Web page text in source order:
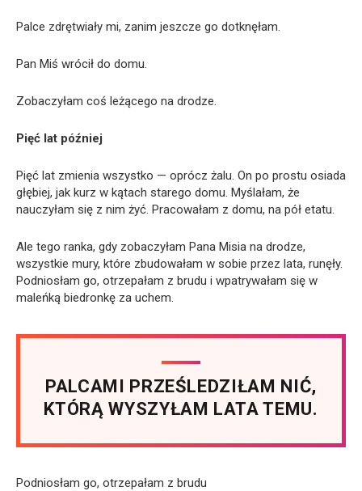
Palce zdrętwiały mi, zanim jeszcze go dotknęłam.
Pan Miś wrócił do domu.
Zobaczyłam coś leżącego na drodze.
Pięć lat później
Pięć lat zmienia wszystko — oprócz żalu. On po prostu osiada
głębiej, jak kurz w kątach starego domu. Myślałam, że
nauczyłam się z nim żyć. Pracowałam z domu, na pół etatu.
Ale tego ranka, gdy zobaczyłam Pana Misia na drodze,
wszystkie mury, które zbudowałam w sobie przez lata, runęły.
Podniosłam go, otrzepałam z brudu i wpatrywałam się w
maleńką biedronkę za uchem.
PALCAMI PRZEŚLEDZIŁAM NIĆ,
KTÓRĄ WYSZYŁAM LATA TEMU.
Podniosłam go, otrzepałam z brudu